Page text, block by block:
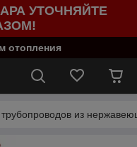
УТОЧНЯЙТЕ
отопления
из